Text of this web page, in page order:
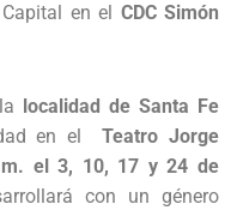
en el CDC Simón
localidad de Santa Fe
en el
Teatro Jorge
el 3, 10, 17 y 24 de
con un género